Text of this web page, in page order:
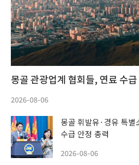
몽골 관광업계 협회들, 연료 수
2026-08-06
몽골 휘발유·경유 특
수급 안정 총력
2026-08-06